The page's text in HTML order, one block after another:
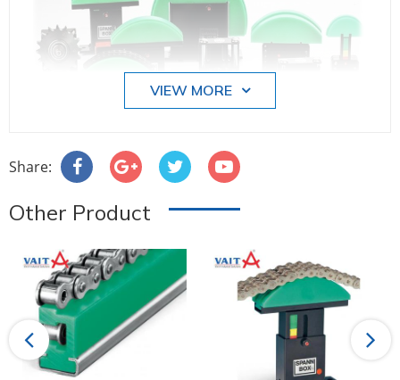
Liên hệ: 0943 999 067
Bộ Tăng Xích Tải
Murfeldt
VIEW MORE
Share:
Other Product
Previous Next